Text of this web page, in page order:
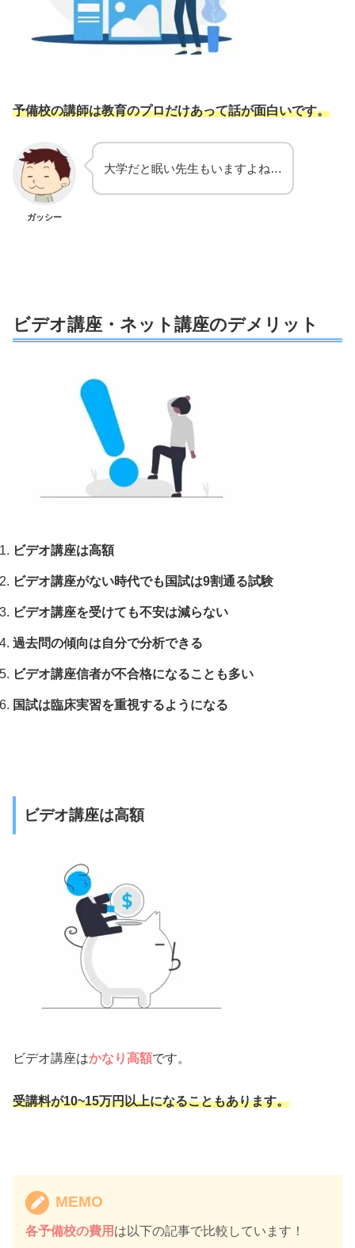
予備校の講師は教育のプロだけあって話が面白いです。
ガッシー
大学だと眠い先生もいますよね…
ビデオ講座・ネット講座のデメリット
ビデオ講座は高額
ビデオ講座がない時代でも国試は9割通る試験
ビデオ講座を受けても不安は減らない
過去問の傾向は自分で分析できる
ビデオ講座信者が不合格になることも多い
国試は臨床実習を重視するようになる
ビデオ講座は高額
ビデオ講座はかなり高額です。
受講料が10~15万円以上になることもあります。
MEMO
各予備校の費用 は以下の記事で比較しています！